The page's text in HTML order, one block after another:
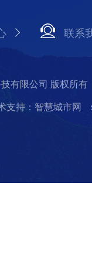
联系
有限公司 版权所有
支持：智慧城市网